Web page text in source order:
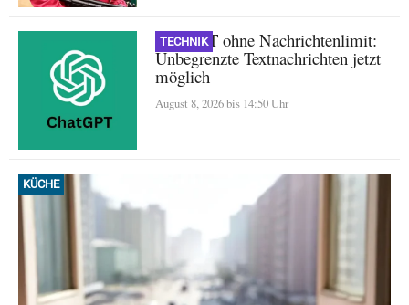
TECHNIK
ChatGPT ohne Nachrichtenlimit:
Unbegrenzte Textnachrichten jetzt
möglich
August 8, 2026 bis 14:50 Uhr
KÜCHE